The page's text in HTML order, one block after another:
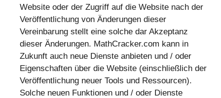
Website oder der Zugriff auf die Website nach der
Veröffentlichung von Änderungen dieser
Vereinbarung stellt eine solche dar Akzeptanz
dieser Änderungen. MathCracker.com kann in
Zukunft auch neue Dienste anbieten und / oder
Eigenschaften über die Website (einschließlich der
Veröffentlichung neuer Tools und Ressourcen).
Solche neuen Funktionen und / oder Dienste